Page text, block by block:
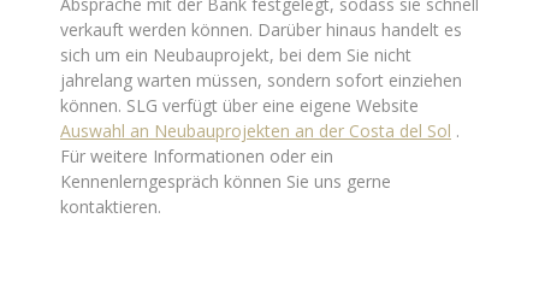
verkauft werden können. Darüber hinaus handelt es
sich um ein Neubauprojekt, bei dem Sie nicht
jahrelang warten müssen, sondern sofort einziehen
können. SLG verfügt über eine eigene Website
Auswahl an Neubauprojekten an der Costa del Sol .
Für weitere Informationen oder ein
Kennenlerngespräch können Sie uns gerne
kontaktieren.